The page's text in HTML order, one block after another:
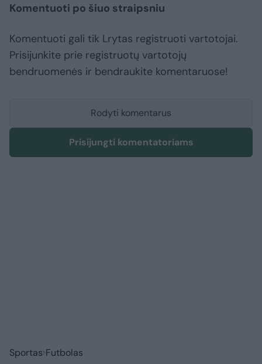
Komentuoti po šiuo straipsniu
Komentuoti gali tik Lrytas registruoti vartotojai.
Prisijunkite prie registruotų vartotojų
bendruomenės ir bendraukite komentaruose!
Rodyti komentarus
Prisijungti komentatoriams
Sportas Futbolas